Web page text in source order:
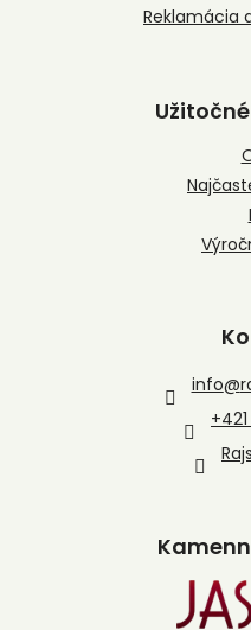
Reklamácia
info@